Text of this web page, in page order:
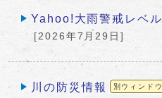
Yahoo!大雨警戒レベ
[2026年7月29日]
川の防災情報 別ウィンド